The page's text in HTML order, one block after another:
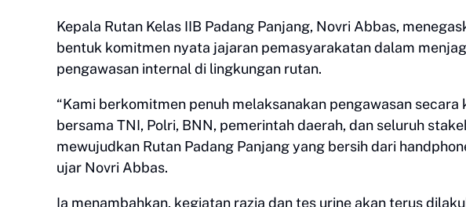
Kepala Rutan Kelas IIB Padang Panjang, Novri Abbas,
bentuk komitmen nyata jajaran pemasyarakatan dalam
pengawasan internal di lingkungan rutan.
“Kami berkomitmen penuh melaksanakan pengawasan
bersama TNI, Polri, BNN, pemerintah daerah, dan seluruh
mewujudkan Rutan Padang Panjang yang bersih dari
ujar Novri Abbas.
Ia menambahkan, kegiatan razia dan tes urine akan terus